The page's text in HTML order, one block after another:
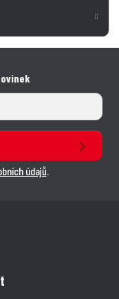
údajů.